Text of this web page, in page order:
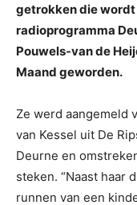
getrokken die
radioprogramma
Pouwels-van de
Maand geworden.
Ze werd aangemeld
van Kessel uit De
Deurne en
steken. “Naast haar
runnen van een